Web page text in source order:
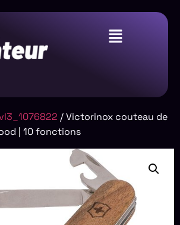
/ Victorinox couteau de
| 10 fonctions